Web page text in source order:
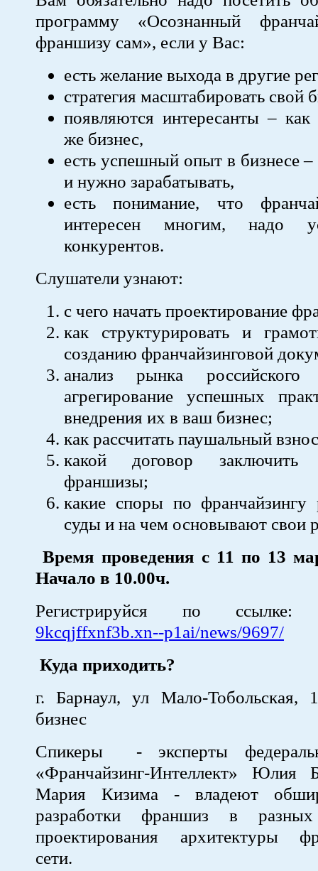
программу «Осознанный
франшизу сам», если у Вас:
есть желание выхода в другие
стратегия масштабировать свой
​появляются интересанты – как
же бизнес,
​есть успешный опыт в бизнесе
и нужно зарабатывать,
​есть понимание, что
интересен многим, надо
конкурентов.
Слушатели узнают:
с чего начать проектирование
как структурировать и
созданию франчайзинговой
анализ рынка российского
агрегирование успешных
внедрения их в ваш бизнес;
как рассчитать паушальный
какой договор
франшизы;
какие споры по франчайзингу
суды и на чем основывают свои
Время проведения с 11 по 13
Начало в 10.00ч.
Регистрируйся по
9kcqjffxnf3b.xn--p1ai/news/9697/
Куда приходить?
г. Барнаул, ул Мало-Тобольская,
бизнес
Спикеры - эксперты
«Франчайзинг-Интеллект» Юлия
Мария Кизима - владеют
разработки франшиз в
проектирования архитектуры
сети.